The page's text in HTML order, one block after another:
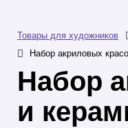
Товары для художников
Набор акриловых
Набор
и